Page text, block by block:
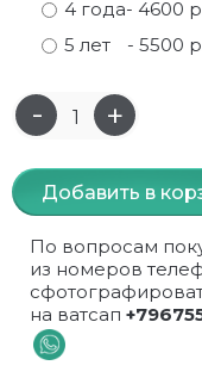
Самшит
Сирень
Форзиция
Шиповник
Шиповник
Малиновое
Миндаль
Облепиха
Орех (Фундук)
Персики
Кизил
Крыжовник
На штамбе
Облепиха
Оптом
Мускусные
Оранжевые
Пионовидные
Плетистые
4 года- 4600
5 лет
- 5500
Добавить в
По вопросам
из номеров
на ватсап